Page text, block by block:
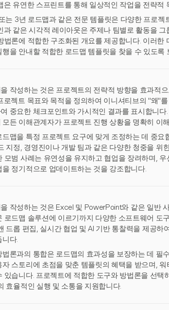
은 유연한 스프린트를 통해 일상적인 작업을 전략적
는 3년 로드맵과 같은 전문 템플릿은 다양한 프로젝
과 같은 시각적 레이아웃은 주제나 팀별로 활동을
법론에 적합한 구조화된 개요를 제공합니다. 이러한
행을 안내할 적합한 로드맵 템플릿을 찾을 수 있도록
작성하는 것은 프로젝트의 전략적 방향을 효과적
로젝트 목표와 목적을 정의하여 이니셔티브의 "왜"
중요한 체크포인트와 가시적인 결과를 표시합니
모든 이해관계자가 프로젝트 진행 상황을 명확히 이
맵을 특정 프로젝트 요구에 맞게 조정하는 데 중요
지정, 경영진이나 개발 팀과 같은 다양한 청중을 위
모범 사례는 유연성을 유지하고 협업을 장려하며,
정기적으로 업데이트하는 것을 강조합니다.
작성하는 것은 Excel 및 PowerPoint와 같은 일반
로드맵 솔루션에 이르기까지 다양한 소프트웨어 도
드롭 편집, 실시간 협업 및 AI 기반 통찰력을 제공하
니다.
법론과의 통합은 로드맵의 효과성을 보장하는 데 필
자 스토리에 초점을 맞춘 템플릿의 혜택을 받으며,
있습니다. 프로젝트에 적합한 도구와 방법론을 선택
효율적인 실행 및 소통을 지원합니다.